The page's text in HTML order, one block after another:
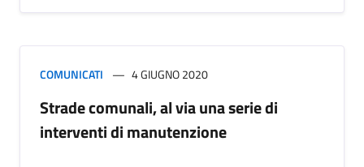
COMUNICATI 4 GIUGNO 2020
Strade comunali, al via una serie di
interventi di manutenzione